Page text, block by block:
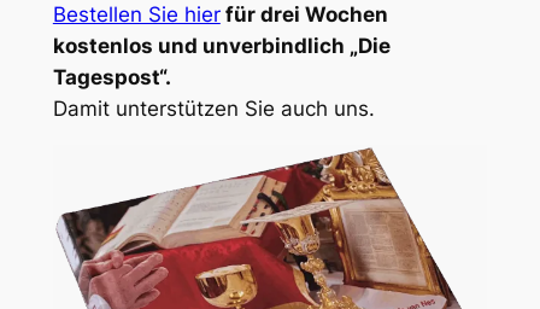
Bestellen Sie hier für drei Wochen
kostenlos und unverbindlich „Die
Tagespost“.
Damit unterstützen Sie auch uns.